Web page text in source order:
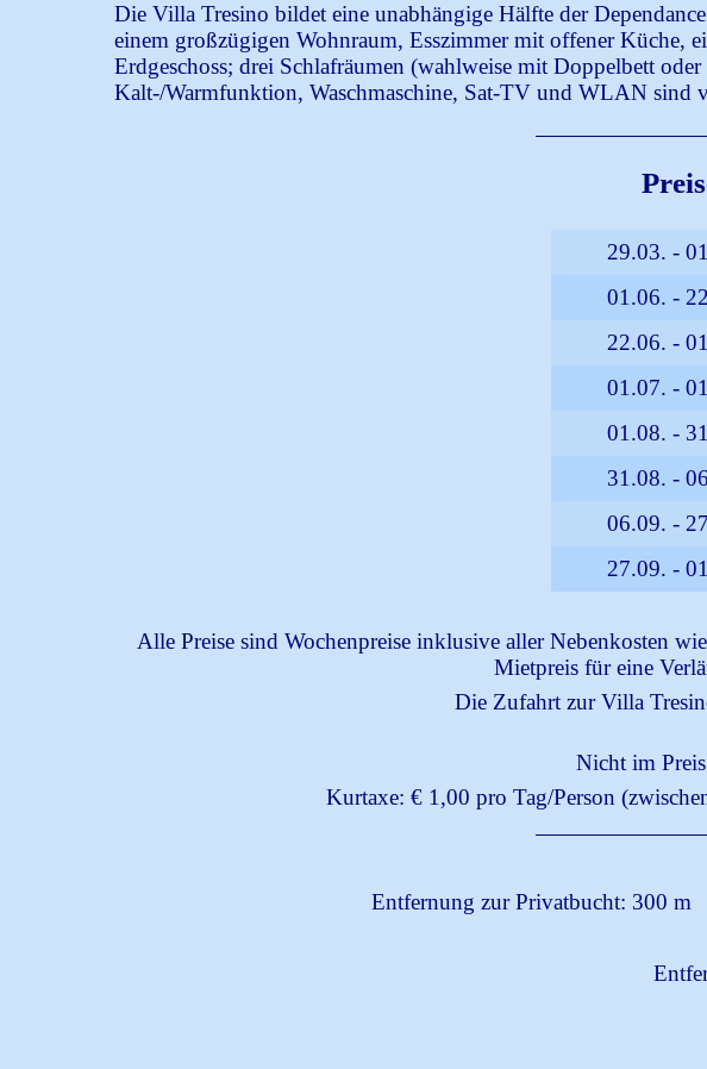
Die Villa Tresino bildet eine unabhängige Hälfte der
einem großzügigen Wohnraum, Esszimmer mit offener Küche,
Erdgeschoss; drei Schlafräumen (wahlweise mit Doppelbett
Kalt-/Warmfunktion, Waschmaschine, Sat-TV und WLAN sind
29.03. -
01.06. -
22.06. -
01.07. -
01.08. -
31.08. -
06.09. -
27.09. -
Alle Preise sind Wochenpreise inklusive aller Nebenkosten
Mietpreis für eine
Die Zufahrt zur Villa
Nicht im
Kurtaxe: € 1,00 pro Tag/Person
Entfernung zur Privatbucht: 300 m